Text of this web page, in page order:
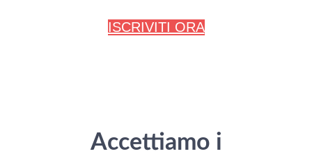
ISCRIVITI ORA
Accettiamo i